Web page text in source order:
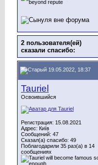
2 пользователя(ей)
сказали cпасибо:
19.05.2022, 18:37
Tauriel
Освоившийся
Регистрация: 15.08.2021
Адрес: Київ
Сообщений: 47
Сказал(а) спасибо: 49
Поблагодарили 35 раз(а) в 14
сообщениях